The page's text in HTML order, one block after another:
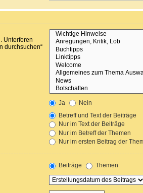
Unterforen
durchsuchen“
Ja
Nein
Betreff und Text der Beiträge
Nur im Text der Beiträge
Nur im Betreff der Themen
Nur im ersten Beitrag der
Beiträge
Themen